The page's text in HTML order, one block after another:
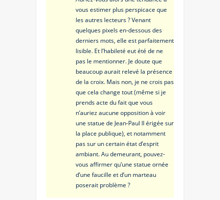
vous estimer plus perspicace que
les autres lecteurs ? Venant
quelques pixels en-dessous des
derniers mots, elle est parfaitement
lisible. Et l’habileté eut été de ne
pas le mentionner. Je doute que
beaucoup aurait relevé la présence
de la croix. Mais non, je ne crois pas
que cela change tout (même si je
prends acte du fait que vous
n’auriez aucune opposition à voir
une statue de Jean-Paul II érigée sur
la place publique), et notamment
pas sur un certain état d’esprit
ambiant. Au demeurant, pouvez-
vous affirmer qu’une statue ornée
d’une faucille et d’un marteau
poserait problème ?